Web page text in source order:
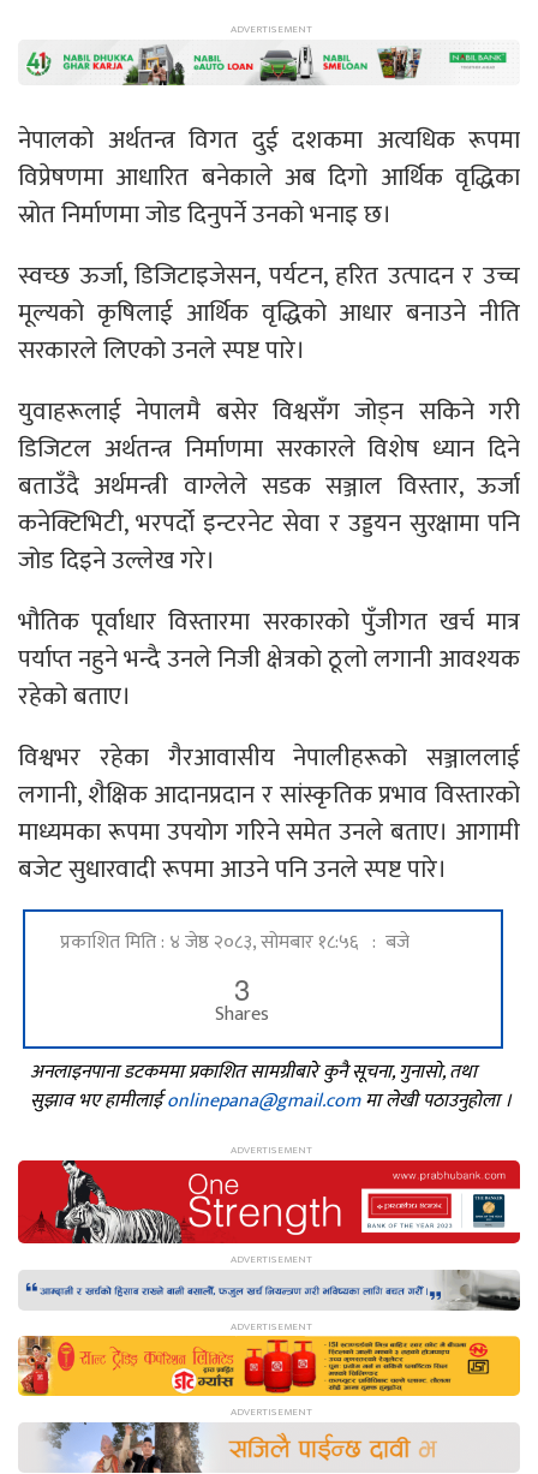
नेपालको अर्थतन्त्र विगत दुई दशकमा अत्यधिक रूपमा
विप्रेषणमा आधारित बनेकाले अब दिगो आर्थिक वृद्धिका
स्रोत निर्माणमा जोड दिनुपर्ने उनको भनाइ छ।
स्वच्छ ऊर्जा, डिजिटाइजेसन, पर्यटन, हरित उत्पादन र उच्च
मूल्यको कृषिलाई आर्थिक वृद्धिको आधार बनाउने नीति
सरकारले लिएको उनले स्पष्ट पारे।
युवाहरूलाई नेपालमै बसेर विश्वसँग जोड्न सकिने गरी
डिजिटल अर्थतन्त्र निर्माणमा सरकारले विशेष ध्यान दिने
बताउँदै अर्थमन्त्री वाग्लेले सडक सञ्जाल विस्तार, ऊर्जा
कनेक्टिभिटी, भरपर्दो इन्टरनेट सेवा र उड्डयन सुरक्षामा पनि
जोड दिइने उल्लेख गरे।
भौतिक पूर्वाधार विस्तारमा सरकारको पुँजीगत खर्च मात्र
पर्याप्त नहुने भन्दै उनले निजी क्षेत्रको ठूलो लगानी आवश्यक
रहेको बताए।
विश्वभर रहेका गैरआवासीय नेपालीहरूको सञ्जाललाई
लगानी, शैक्षिक आदानप्रदान र सांस्कृतिक प्रभाव विस्तारको
माध्यमका रूपमा उपयोग गरिने समेत उनले बताए। आगामी
बजेट सुधारवादी रूपमा आउने पनि उनले स्पष्ट पारे।
प्रकाशित मिति : ४ जेष्ठ २०८३, सोमबार १८:५६ : बजे
3
Shares
अनलाइनपाना डटकममा प्रकाशित सामग्रीबारे कुनै सूचना, गुनासो, तथा
सुझाव भए हामीलाईonlinepana@gmail.comमा लेखी पठाउनुहोला ।